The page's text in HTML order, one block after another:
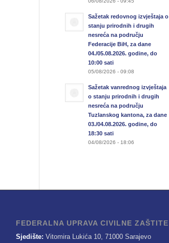
Sažetak redovnog izvještaja o
stanju prirodnih i drugih
nesreća na području
Federacije BiH, za dane
04./05.08.2026. godine, do
10:00 sati
05/08/2026 - 09:08
Sažetak vanrednog izvještaja
o stanju prirodnih i drugih
nesreća na području
Tuzlanskog kantona, za dane
03./04.08.2026. godine, do
18:30 sati
04/08/2026 - 18:06
FEDERALNA UPRAVA CIVILNE ZAŠTITE
Sjedište: Vitomira Lukića 10, 71000 Sarajevo